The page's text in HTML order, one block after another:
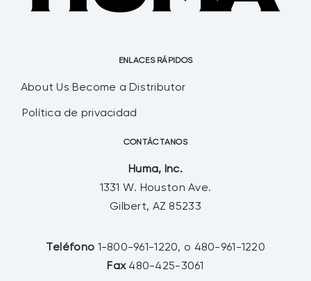
ENLACES RÁPIDOS
About Us Become a Distributor
Política de privacidad
CONTÁCTANOS
Huma, Inc.
1331 W. Houston Ave.
Gilbert, AZ 85233
Teléfono 1-800-961-1220, o 480-961-1220
Fax 480-425-3061